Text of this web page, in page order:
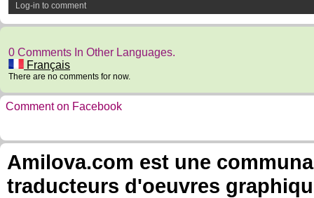
Log-in to comment
0 Comments In Other Languages.
Français
There are no comments for now.
Comment on Facebook
Amilova.com est une
traducteurs d'oeuvres